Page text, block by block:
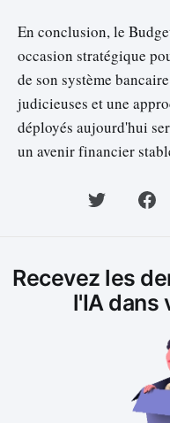
En conclusion, le
occasion stratégique
de son système
judicieuses et une
déployés aujourd'hui
un avenir financier
Recevez les
l'IA dans